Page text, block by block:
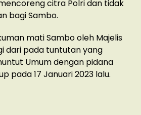
citra Polri dan tidak
bagi Sambo.
mati Sambo oleh Majelis
dari pada tuntutan yang
Umum dengan pidana
pada 17 Januari 2023 lalu.